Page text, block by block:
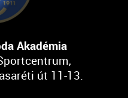
Akadémia
út 11-13.